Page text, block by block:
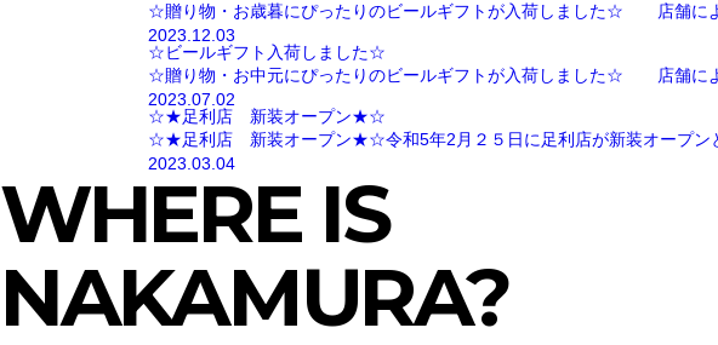
☆贈り物・お歳暮にぴったりのビールギフトが入荷しました☆ 店舗によ
2023.12.03
☆ビールギフト入荷しました☆
☆贈り物・お中元にぴったりのビールギフトが入荷しました☆ 店舗によ
2023.07.02
☆★足利店 新装オープン★☆
☆★足利店 新装オープン★☆令和5年2月２５日に足利店が新装オープン
2023.03.04
WHERE IS
NAKAMURA?